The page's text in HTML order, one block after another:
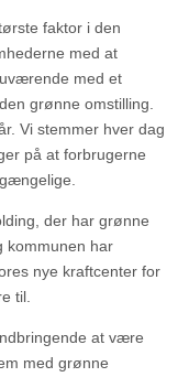
faktor i den
med at
med et
grønne omstilling.
Vi stemmer hver dag
på at forbrugerne
der har grønne
kommunen har
nye kraftcenter for
til.
at være
med grønne